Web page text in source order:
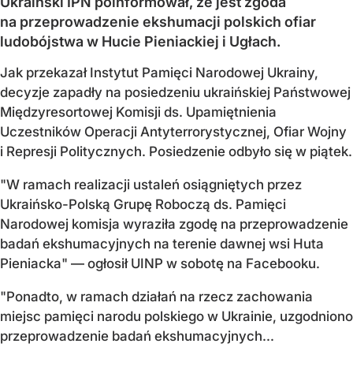
na przeprowadzenie ekshumacji polskich ofiar
ludobójstwa w Hucie Pieniackiej i Ugłach.
Jak przekazał Instytut Pamięci Narodowej Ukrainy,
decyzje zapadły na posiedzeniu ukraińskiej Państwowej
Międzyresortowej Komisji ds. Upamiętnienia
Uczestników Operacji Antyterrorystycznej, Ofiar Wojny
i Represji Politycznych. Posiedzenie odbyło się w piątek.
"W ramach realizacji ustaleń osiągniętych przez
Ukraińsko-Polską Grupę Roboczą ds. Pamięci
Narodowej komisja wyraziła zgodę na przeprowadzenie
badań ekshumacyjnych na terenie dawnej wsi Huta
Pieniacka" — ogłosił UINP w sobotę na Facebooku.
"Ponadto, w ramach działań na rzecz zachowania
miejsc pamięci narodu polskiego w Ukrainie, uzgodniono
przeprowadzenie badań ekshumacyjnych...